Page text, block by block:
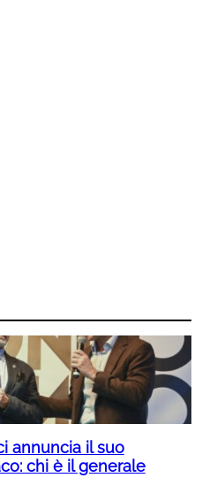
annuncia il suo
chi è il generale